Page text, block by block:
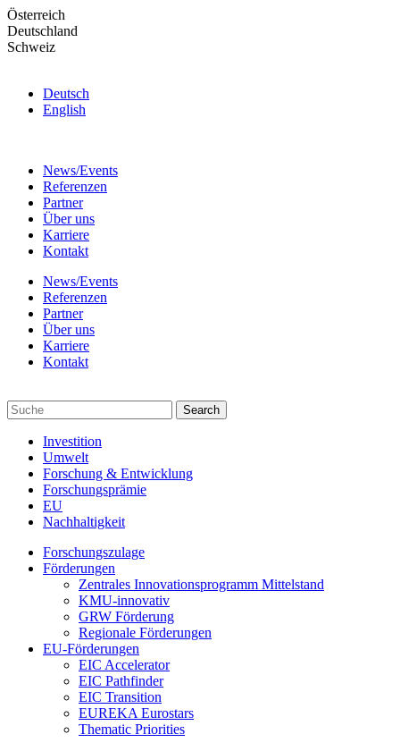
Skip
to
the
Österreich
Deutschland
Schweiz
Deutsch
English
News/Events
Referenzen
Partner
Über uns
Karriere
Kontakt
News/Events
Referenzen
Partner
Über uns
Karriere
Kontakt
Investition
Umwelt
Forschung & Entwicklung
Forschungsprämie
EU
Nachhaltigkeit
Forschungszulage
Förderungen
Zentrales Innovationsprogramm Mittelstand
KMU-innovativ
GRW Förderung
Regionale Förderungen
EU-Förderungen
EIC Accelerator
EIC Pathfinder
EIC Transition
EUREKA Eurostars
Thematic Priorities